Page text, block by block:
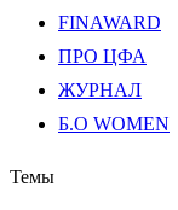
FINAWARD
ПРО ЦФА
ЖУРНАЛ
Б.О WOMEN
Темы